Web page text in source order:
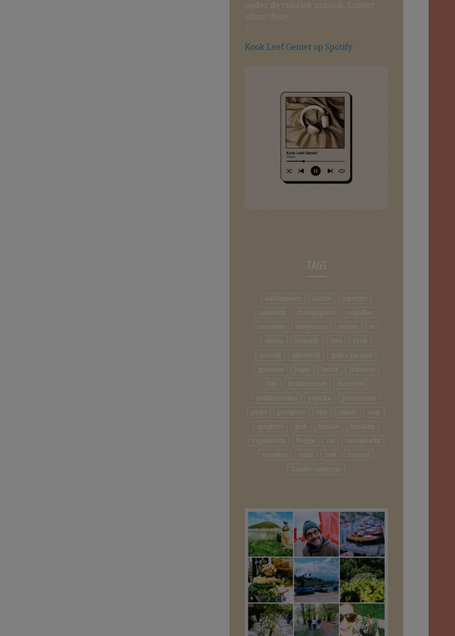
onder de rubriek muziek. Luister
alvast deze
↓
Kook Leef Geniet op Spotify
TAGS
aardappelen amuse
asperges
Aziatisch
champignons
coquilles
courgette
deegwaren dessert
ei
eieren
feestelijk feta
Fruit
gezond
glutenvrij
grijze garnaal
groenten
hapje herfst
Italiaans
kip
komkommer
mosselen
paddenstoelen
paprika
parmezaan
pasta
pompoen rijst salade
soep
spaghetti
spek tomaat
tomaten
vegetarisch
Veggie vis
voorgerecht
wortelen
zalm zoet
zomers
Zonder categorie